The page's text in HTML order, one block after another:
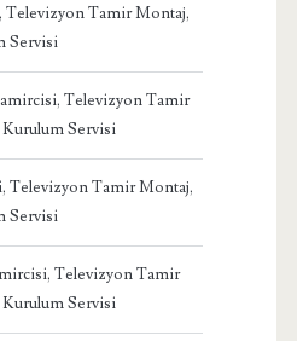
Televizyon Tamir Montaj,
Servisi
Televizyon Tamir
Servisi
Televizyon Tamir Montaj,
Servisi
Televizyon Tamir
Servisi